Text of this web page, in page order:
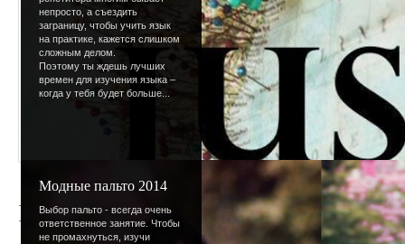
непросто, а съездить
заграницу, чтобы учить язык
на практике, кажется слишком
сложным делом.
Поэтому ты ждешь лучших
времен для изучения языка –
когда у тебя будет больше...
Модные пальто 2014
Выбор пальто - всегда очень
ответственное занятие. Чтобы
не промахнуться, изучи
Рабочее начало